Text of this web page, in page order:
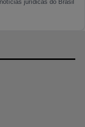
jurídicas do Brasil